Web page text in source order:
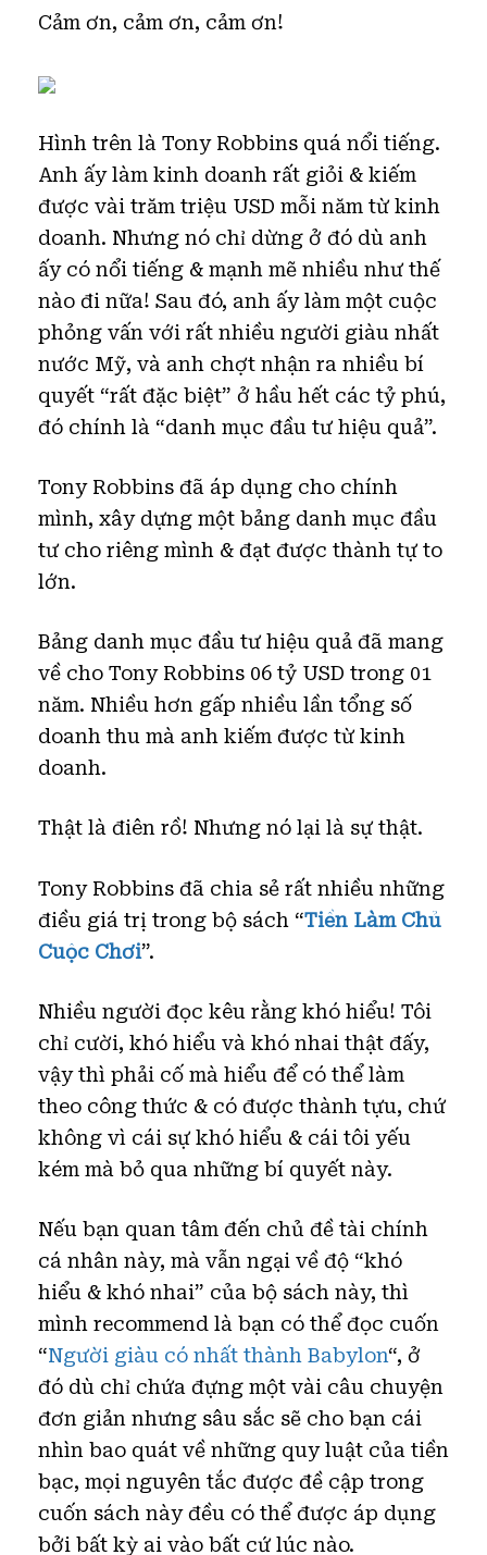
Cảm ơn, cảm ơn, cảm ơn!
Hình trên là Tony Robbins quá nổi tiếng.
Anh ấy làm kinh doanh rất giỏi & kiếm
được vài trăm triệu USD mỗi năm từ kinh
doanh. Nhưng nó chỉ dừng ở đó dù anh
ấy có nổi tiếng & mạnh mẽ nhiều như thế
nào đi nữa! Sau đó, anh ấy làm một cuộc
phỏng vấn với rất nhiều người giàu nhất
nước Mỹ, và anh chợt nhận ra nhiều bí
quyết “rất đặc biệt” ở hầu hết các tỷ phú,
đó chính là “danh mục đầu tư hiệu quả”.
Tony Robbins đã áp dụng cho chính
mình, xây dựng một bảng danh mục đầu
tư cho riêng mình & đạt được thành tự to
lớn.
Bảng danh mục đầu tư hiệu quả đã mang
về cho Tony Robbins 06 tỷ USD trong 01
năm. Nhiều hơn gấp nhiều lần tổng số
doanh thu mà anh kiếm được từ kinh
doanh.
Thật là điên rồ! Nhưng nó lại là sự thật.
Tony Robbins đã chia sẻ rất nhiều những
điều giá trị trong bộ sách “Tiền Làm Chủ
Cuộc Chơi”.
Nhiều người đọc kêu rằng khó hiểu! Tôi
chỉ cười, khó hiểu và khó nhai thật đấy,
vậy thì phải cố mà hiểu để có thể làm
theo công thức & có được thành tựu, chứ
không vì cái sự khó hiểu & cái tôi yếu
kém mà bỏ qua những bí quyết này.
Nếu bạn quan tâm đến chủ đề tài chính
cá nhân này, mà vẫn ngại về độ “khó
hiểu & khó nhai” của bộ sách này, thì
mình recommend là bạn có thể đọc cuốn
“Người giàu có nhất thành Babylon“, ở
đó dù chỉ chứa đựng một vài câu chuyện
đơn giản nhưng sâu sắc sẽ cho bạn cái
nhìn bao quát về những quy luật của tiền
bạc, mọi nguyên tắc được đề cập trong
cuốn sách này đều có thể được áp dụng
bởi bất kỳ ai vào bất cứ lúc nào.